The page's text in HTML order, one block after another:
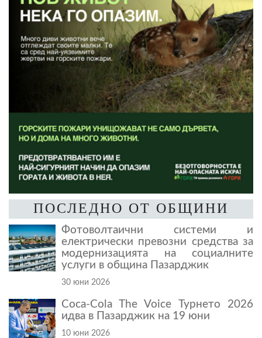
ПОСЛЕДНО ОТ ОБЩИНИ
Фотоволтаични системи и
електрически превозни средства за
модернизацията на социалните
услуги в община Пазарджик
30 юни 2026
Coca-Cola The Voice Турнето 2026
идва в Пазарджик на 19 юни
10 юни 2026